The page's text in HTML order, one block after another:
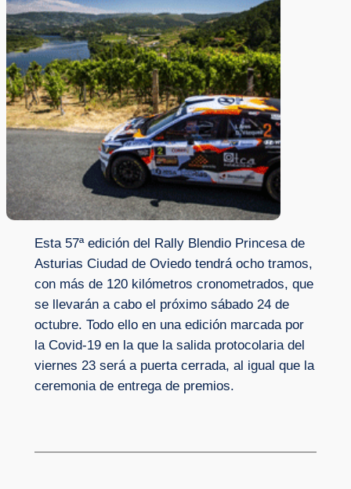
Esta 57ª edición del Rally Blendio Princesa de
Asturias Ciudad de Oviedo tendrá ocho tramos,
con más de 120 kilómetros cronometrados, que
se llevarán a cabo el próximo sábado 24 de
octubre. Todo ello en una edición marcada por
la Covid-19 en la que la salida protocolaria del
viernes 23 será a puerta cerrada, al igual que la
ceremonia de entrega de premios.